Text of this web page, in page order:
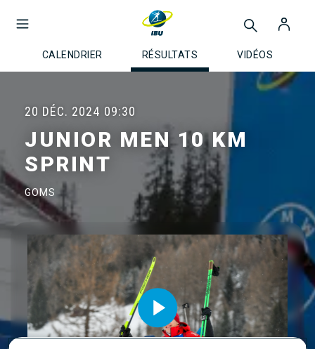
CALENDRIER RÉSULTATS VIDÉOS
20 DÉC. 2024 09:30
JUNIOR MEN 10 KM
SPRINT
GOMS